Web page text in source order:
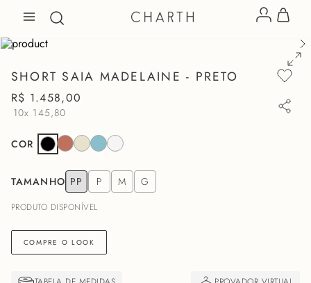
SHORT SAIA MADELAINE - PRETO
R$ 1.458,00
10x 145,80
COR
TAMANHO PP P M G
PRODUTO DISPONÍVEL
COMPRE O LOOK